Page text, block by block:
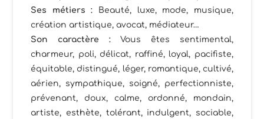
Ses métiers
: Beauté, luxe, mode, musique,
création artistique, avocat, médiateur…
Son caractère :Vous êtes sentimental,
charmeur, poli, délicat, raffiné, loyal, pacifiste,
équitable, distingué, léger, romantique, cultivé,
aérien, sympathique, soigné, perfectionniste,
prévenant, doux, calme, ordonné, mondain,
artiste, esthète, tolérant, indulgent, sociable,